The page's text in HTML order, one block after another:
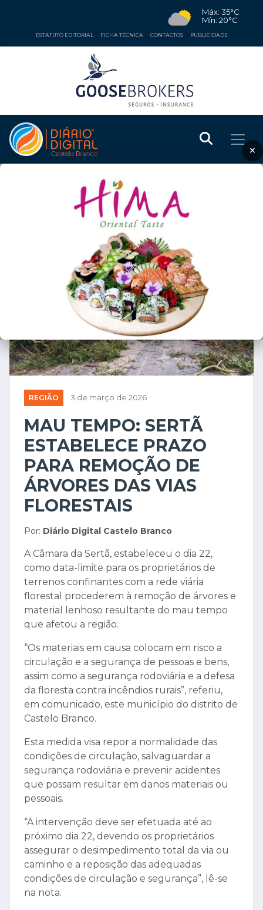
Máx: 35°C
Mín: 20°C
ESTATUTO EDITORIAL FICHA TÉCNICA CONTACTOS PUBLICIDADE
×
REGIÃO 3 de março de 2026
MAU TEMPO: SERTÃ
ESTABELECE PRAZO
PARA REMOÇÃO DE
ÁRVORES DAS VIAS
FLORESTAIS
Por: Diário Digital Castelo Branco
A Câmara da Sertã, estabeleceu o dia 22,
como data-limite para os proprietários de
terrenos confinantes com a rede viária
florestal procederem à remoção de árvores e
material lenhoso resultante do mau tempo
que afetou a região.
“Os materiais em causa colocam em risco a
circulação e a segurança de pessoas e bens,
assim como a segurança rodoviária e a defesa
da floresta contra incêndios rurais”, referiu,
em comunicado, este município do distrito de
Castelo Branco.
Esta medida visa repor a normalidade das
condições de circulação, salvaguardar a
segurança rodoviária e prevenir acidentes
que possam resultar em danos materiais ou
pessoais.
“A intervenção deve ser efetuada até ao
próximo dia 22, devendo os proprietários
assegurar o desimpedimento total da via ou
caminho e a reposição das adequadas
condições de circulação e segurança”, lê-se
na nota.